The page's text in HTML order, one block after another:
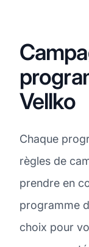
Vellko
Chaque
règles de
prendre en
programme
choix pour